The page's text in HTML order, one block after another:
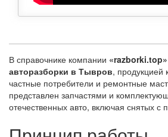
В справочнике компании «razborki.top»
авторазборки в Тывров, продукцией
частные потребители и ремонтные
представлен запчастями и
отечественных авто, включая снятых с